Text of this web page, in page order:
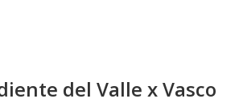
del Valle x Vasco